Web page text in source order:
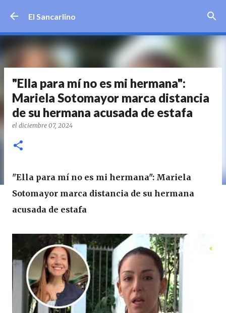
El Sancarlino
"Ella para mí no es mi hermana":
Mariela Sotomayor marca distancia
de su hermana acusada de estafa
el diciembre 07, 2024
"Ella para mí no es mi hermana": Mariela
Sotomayor marca distancia de su hermana
acusada de estafa